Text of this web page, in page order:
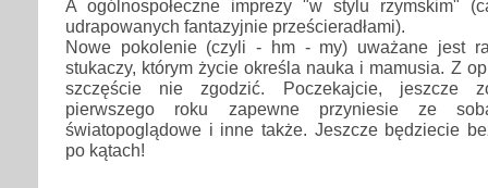
A ogólnospołeczne imprezy "w stylu rzymskim"
udrapowanych fantazyjnie prześcieradłami).
Nowe pokolenie (czyli - hm - my) uważane jest
stukaczy, którym życie określa nauka i mamusia. Z
szczęście nie zgodzić. Poczekajcie, jeszcze
pierwszego roku zapewne przyniesie ze
światopoglądowe i inne także. Jeszcze będziecie
po kątach!